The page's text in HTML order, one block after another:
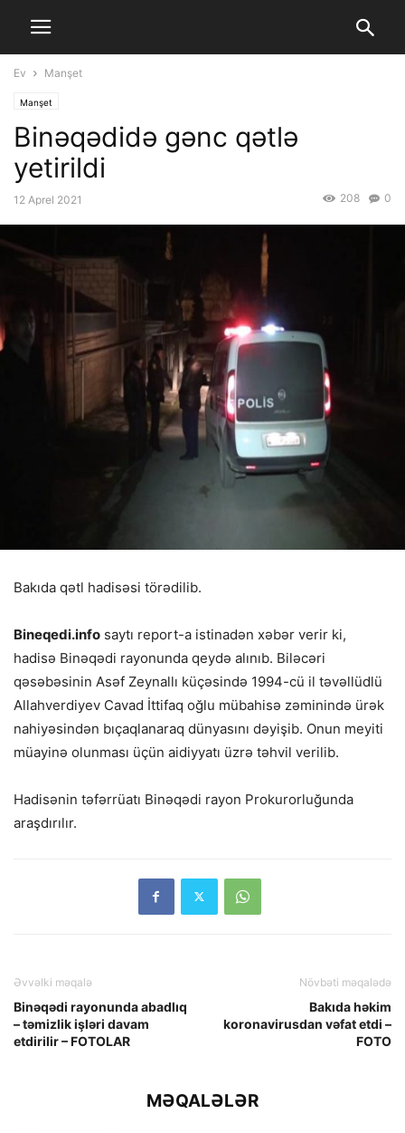
Ev Manşet
Manşet
Binəqədidə gənc qətlə
yetirildi
12 Aprel 2021 0
208
Bakıda qətl hadisəsi törədilib.
Bineqedi.info saytı report-a istinadən xəbər verir ki,
hadisə Binəqədi rayonunda qeydə alınıb. Biləcəri
qəsəbəsinin Asəf Zeynallı küçəsində 1994-cü il təvəllüdlü
Allahverdiyev Cavad İttifaq oğlu mübahisə zəminində ürək
nahiyəsindən bıçaqlanaraq dünyasını dəyişib. Onun meyiti
müayinə olunması üçün aidiyyatı üzrə təhvil verilib.
Hadisənin təfərrüatı Binəqədi rayon Prokurorluğunda
araşdırılır.
Əvvəlki məqalə
Binəqədi rayonunda abadlıq
– təmizlik işləri davam
etdirilir – FOTOLAR
Növbəti məqalədə
Bakıda həkim
koronavirusdan vəfat etdi –
FOTO
MƏQALƏLƏR